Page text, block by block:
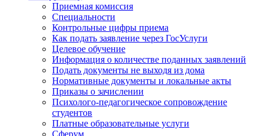
Приемная комиссия
Специальности
Контрольные цифры приема
Как подать заявление через ГосУслуги
Целевое обучение
Информация о количестве поданных заявлений
Подать документы не выходя из дома
Нормативные документы и локальные акты
Приказы о зачислении
Психолого-педагогическое сопровождение
студентов
Платные образовательные услуги
Сферум